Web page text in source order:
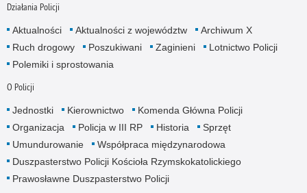
Działania Policji
Aktualności Aktualności z województw
Archiwum X
Ruch drogowy
Poszukiwani Zaginieni
Lotnictwo Policji
Polemiki i sprostowania
O Policji
Jednostki Kierownictwo
Komenda Główna Policji
Organizacja
Policja w III RP Historia
Sprzęt
Umundurowanie
Współpraca międzynarodowa
Duszpasterstwo Policji Kościoła Rzymskokatolickiego
Prawosławne Duszpasterstwo Policji